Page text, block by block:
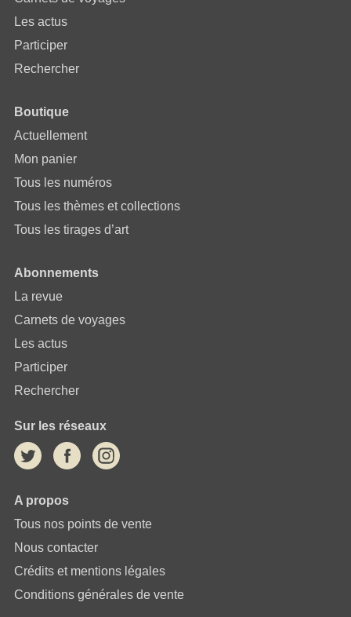
Les actus
Participer
Rechercher
Boutique
Actuellement
Mon panier
Tous les numéros
Tous les thèmes et collections
Tous les tirages d’art
Abonnements
La revue
Carnets de voyages
Les actus
Participer
Rechercher
Sur les réseaux
A propos
Tous nos points de vente
Nous contacter
Crédits et mentions légales
Conditions générales de vente